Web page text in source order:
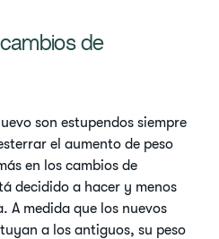
de
son estupendos siempre
el aumento de peso
en los cambios de
decidido a hacer y menos
A medida que los nuevos
a los antiguos, su peso